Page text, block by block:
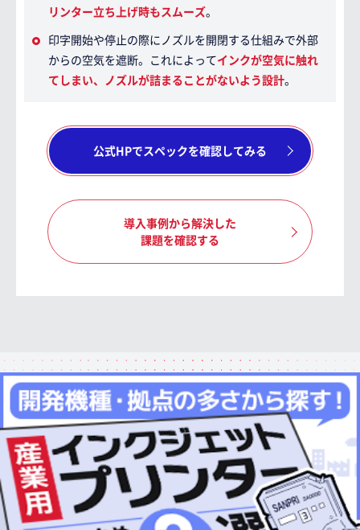
リンター立ち上げ時もスムーズ。
印字開始や停止の際にノズルを開閉する仕組みで外部
からの空気を遮断。これによってインクが空気に触れ
てしまい、ノズルが詰まることがないよう設計。
公式HPでスペックを確認してみる
導入事例から解決した
課題を確認する